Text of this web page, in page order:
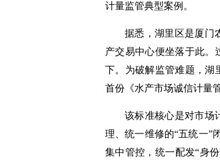
计量监管典型案例。
据悉，湖里区是厦
产交易中心便坐落于此。
下。为破解监管难题，湖
首份《水产市场诚信计量
该标准核心是对市场
理、统一维修的“五统一”
集中管控，统一配发“身